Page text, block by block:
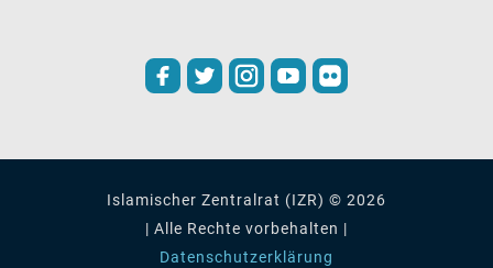
Islamischer Zentralrat (IZR) © 2026
| Alle Rechte vorbehalten |
Datenschutzerklärung